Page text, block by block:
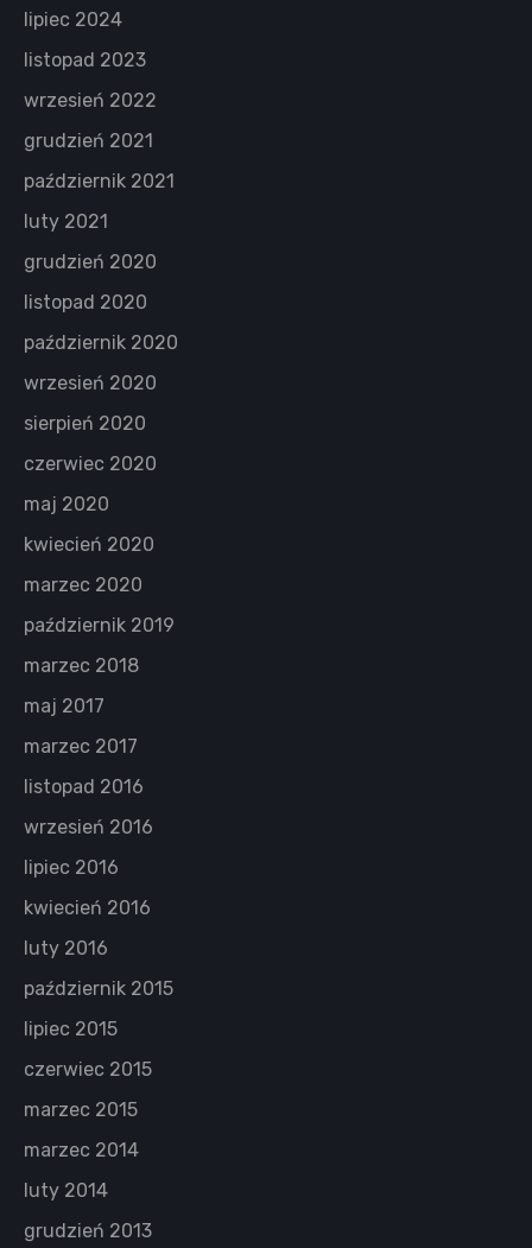
lipiec 2024
listopad 2023
wrzesień 2022
grudzień 2021
październik 2021
luty 2021
grudzień 2020
listopad 2020
październik 2020
wrzesień 2020
sierpień 2020
czerwiec 2020
maj 2020
kwiecień 2020
marzec 2020
październik 2019
marzec 2018
maj 2017
marzec 2017
listopad 2016
wrzesień 2016
lipiec 2016
kwiecień 2016
luty 2016
październik 2015
lipiec 2015
czerwiec 2015
marzec 2015
marzec 2014
luty 2014
grudzień 2013